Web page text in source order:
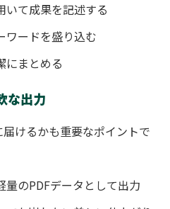
いて成果を記述する
ワードを盛り込む
にまとめる
な出力
けるかも重要なポイントで
のPDFデータとして出力